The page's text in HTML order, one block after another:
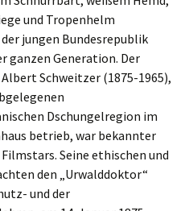
und Tropenhelm
jungen Bundesrepublik
ganzen Generation. Der
Schweitzer (1875-1965),
Dschungelregion im
betrieb, war bekannter
Seine ethischen und
den „Urwalddoktor“
und der